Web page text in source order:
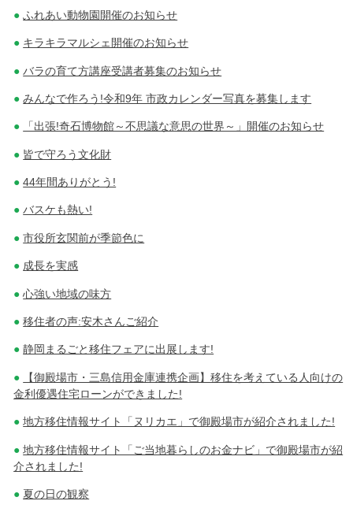
ふれあい動物園開催のお知らせ
キラキラマルシェ開催のお知らせ
バラの育て方講座受講者募集のお知らせ
みんなで作ろう!令和9年 市政カレンダー写真を募集します
「出張!奇石博物館～不思議な意思の世界～」開催のお知らせ
皆で守ろう文化財
44年間ありがとう!
バスケも熱い!
市役所玄関前が季節色に
成長を実感
心強い地域の味方
移住者の声:安木さんご紹介
静岡まるごと移住フェアに出展します!
【御殿場市・三島信用金庫連携企画】移住を考えている人向けの
金利優遇住宅ローンができました!
地方移住情報サイト「ヌリカエ」で御殿場市が紹介されました!
地方移住情報サイト「ご当地暮らしのお金ナビ」で御殿場市が紹
介されました!
夏の日の観察